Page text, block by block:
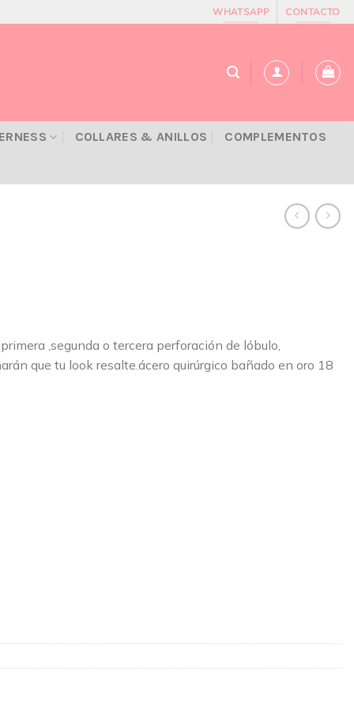
WHATSAPP CONTACTO
COLLARES & ANILLOS COMPLEMENTOS
,segunda o tercera perforación de lóbulo,
que tu look resalte.ácero quirúrgico bañado en oro 18